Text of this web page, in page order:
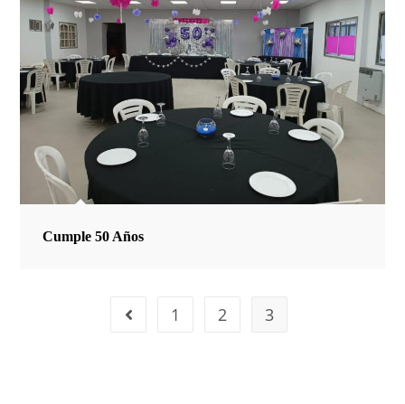
Cumple 50 Años
1 2 3